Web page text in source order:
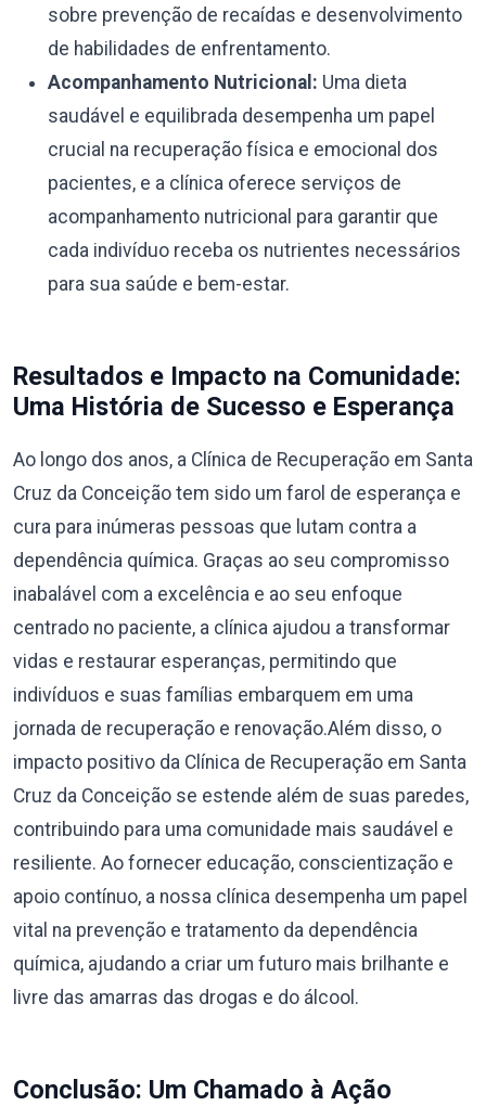
sobre prevenção de recaídas e desenvolvimento
de habilidades de enfrentamento.
Acompanhamento Nutricional: Uma dieta
saudável e equilibrada desempenha um papel
crucial na recuperação física e emocional dos
pacientes, e a clínica oferece serviços de
acompanhamento nutricional para garantir que
cada indivíduo receba os nutrientes necessários
para sua saúde e bem-estar.
Resultados e Impacto na Comunidade:
Uma História de Sucesso e Esperança
Ao longo dos anos, a Clínica de Recuperação em Santa
Cruz da Conceição tem sido um farol de esperança e
cura para inúmeras pessoas que lutam contra a
dependência química. Graças ao seu compromisso
inabalável com a excelência e ao seu enfoque
centrado no paciente, a clínica ajudou a transformar
vidas e restaurar esperanças, permitindo que
indivíduos e suas famílias embarquem em uma
jornada de recuperação e renovação.Além disso, o
impacto positivo da Clínica de Recuperação em Santa
Cruz da Conceição se estende além de suas paredes,
contribuindo para uma comunidade mais saudável e
resiliente. Ao fornecer educação, conscientização e
apoio contínuo, a nossa clínica desempenha um papel
vital na prevenção e tratamento da dependência
química, ajudando a criar um futuro mais brilhante e
livre das amarras das drogas e do álcool.
Conclusão: Um Chamado à Ação